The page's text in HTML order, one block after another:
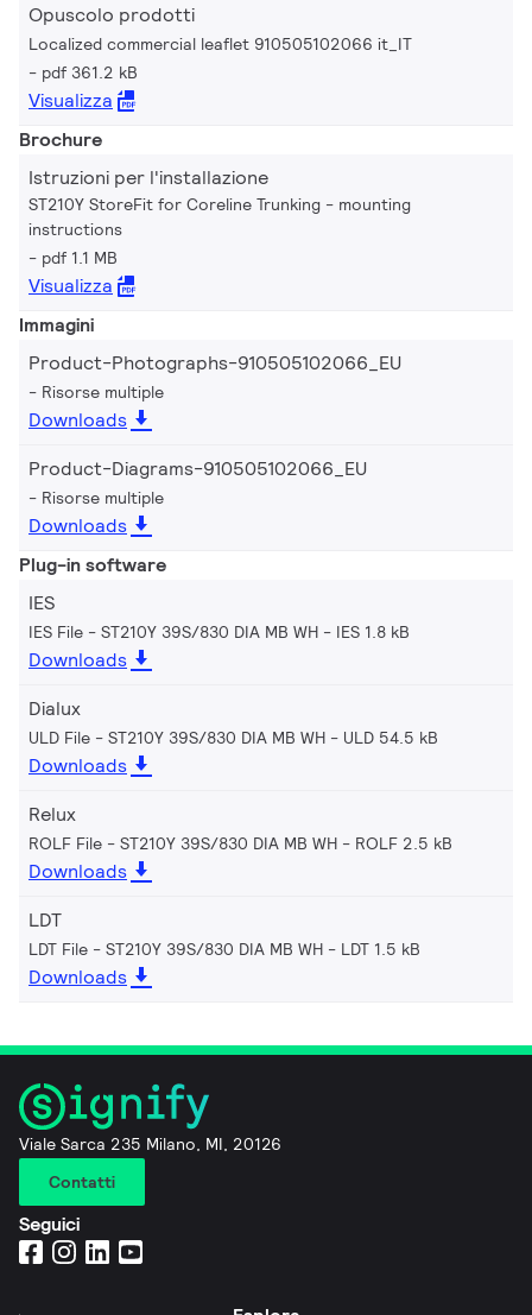
Opuscolo prodotti
Localized commercial leaflet 910505102066 it_IT
pdf 361.2 kB
Visualizza
Brochure
Istruzioni per l'installazione
ST210Y StoreFit for Coreline Trunking - mounting
instructions
pdf 1.1 MB
Visualizza
Immagini
Product-Photographs-910505102066_EU
Risorse multiple
Downloads
Product-Diagrams-910505102066_EU
Risorse multiple
Downloads
Plug-in software
IES
IES File - ST210Y 39S/830 DIA MB WH IES 1.8 kB
Downloads
Dialux
ULD File - ST210Y 39S/830 DIA MB WH ULD 54.5 kB
Downloads
Relux
ROLF File - ST210Y 39S/830 DIA MB WH ROLF 2.5 kB
Downloads
LDT
LDT File - ST210Y 39S/830 DIA MB WH LDT 1.5 kB
Downloads
Viale Sarca 235 Milano, MI, 20126
Contatti
Seguici